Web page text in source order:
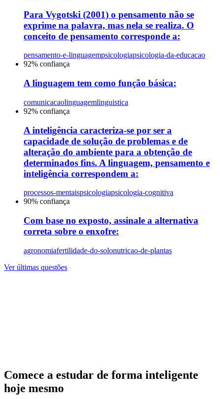
Para Vygotski (2001) o pensamento não se
exprime na palavra, mas nela se realiza. O
conceito de pensamento corresponde a:
pensamento-e-linguagempsicologiapsicologia-da-educacao
92% confiança
A linguagem tem como função básica:
comunicacaolinguagemlinguistica
92% confiança
A inteligência caracteriza-se por ser a
capacidade de solução de problemas e de
alteração do ambiente para a obtenção de
determinados fins. A linguagem, pensamento e
inteligência correspondem a:
processos-mentaispsicologiapsicologia-cognitiva
90% confiança
Com base no exposto, assinale a alternativa
correta sobre o enxofre:
agronomiafertilidade-do-solonutricao-de-plantas
Ver últimas questões
Comece a estudar de forma inteligente
hoje mesmo